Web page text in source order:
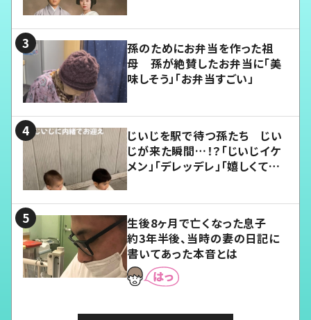
孫のためにお弁当を作った祖
母 孫が絶賛したお弁当に「美
味しそう」「お弁当すごい」
じいじを駅で待つ孫たち じい
じが来た瞬間…！？「じいじイケ
メン」「デレッデレ」「嬉しくて可
生後8ヶ月で亡くなった息子
約3年半後、当時の妻の日記に
書いてあった本音とは